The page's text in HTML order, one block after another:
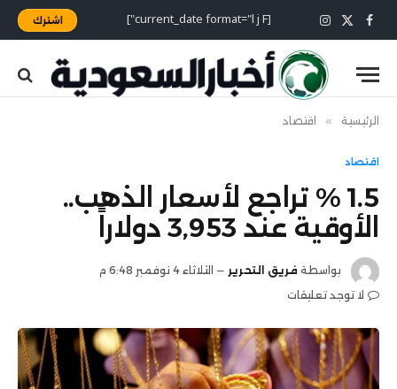
فيسبوك
X
(Twitter)
الانستغرام [current_date format="l j F"] اشترك
الرئيسية » اقتصاد
اقتصاد
1.5 % تراجع لأسعار الذهب..
الأوقية عند 3,953 دولاراً
بواسطة فريق التحرير
الثلاثاء 4 نوفمبر 6:48 م
لا توجد تعليقات